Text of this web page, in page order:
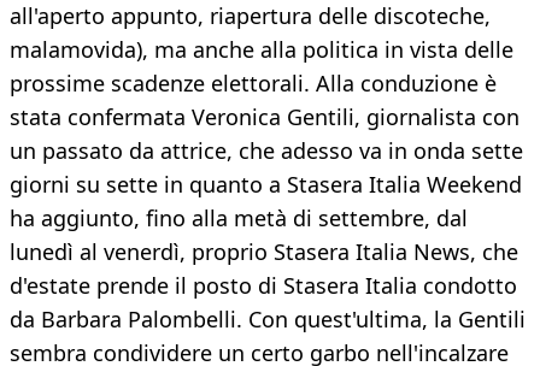
all'aperto appunto, riapertura delle discoteche,
malamovida), ma anche alla politica in vista delle
prossime scadenze elettorali. Alla conduzione è
stata confermata Veronica Gentili, giornalista con
un passato da attrice, che adesso va in onda sette
giorni su sette in quanto a Stasera Italia Weekend
ha aggiunto, fino alla metà di settembre, dal
lunedì al venerdì, proprio Stasera Italia News, che
d'estate prende il posto di Stasera Italia condotto
da Barbara Palombelli. Con quest'ultima, la Gentili
sembra condividere un certo garbo nell'incalzare